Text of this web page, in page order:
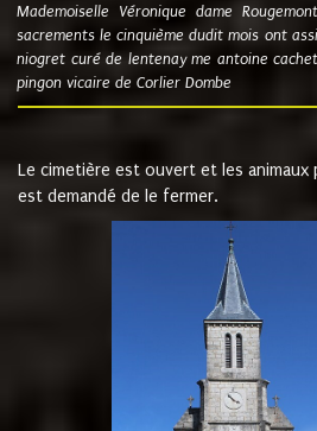
Mademoiselle Véronique dame
sacrements le cinquième dudit mois ont
niogret curé de lentenay me antoine
pingon vicaire de Corlier Dombe
Le cimetière est ouvert et les animaux
est demandé de le fermer.